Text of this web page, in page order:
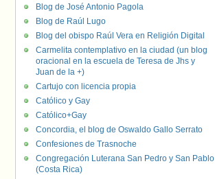
Blog de José Antonio Pagola
Blog de Raúl Lugo
Blog del obispo Raúl Vera en Religión Digital
Carmelita contemplativo en la ciudad (un blog
oracional en la escuela de Teresa de Jhs y
Juan de la +)
Cartujo con licencia propia
Católico y Gay
Católico+Gay
Concordia, el blog de Oswaldo Gallo Serrato
Confesiones de Trasnoche
Congregación Luterana San Pedro y San Pablo
(Costa Rica)